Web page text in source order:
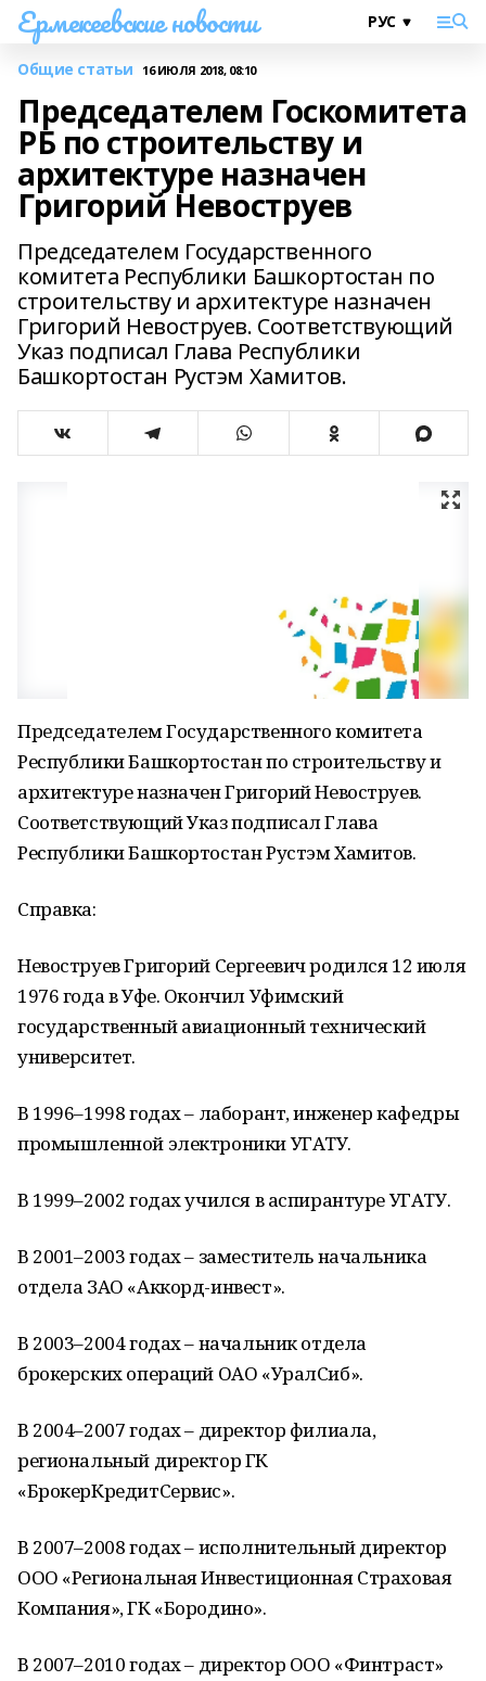
Ермекеевские новости
Общие статьи 16 ИЮЛЯ 2018, 08:10
Председателем Госкомитета
РБ по строительству и
архитектуре назначен
Григорий Невоструев
Председателем Государственного
комитета Республики Башкортостан по
строительству и архитектуре назначен
Григорий Невоструев. Соответствующий
Указ подписал Глава Республики
Башкортостан Рустэм Хамитов.
Председателем Государственного комитета
Республики Башкортостан по строительству и
архитектуре назначен Григорий Невоструев.
Соответствующий Указ подписал Глава
Республики Башкортостан Рустэм Хамитов.
Справка:
Невоструев Григорий Сергеевич родился 12 июля
1976 года в Уфе. Окончил Уфимский
государственный авиационный технический
университет.
В 1996–1998 годах – лаборант, инженер кафедры
промышленной электроники УГАТУ.
В 1999–2002 годах учился в аспирантуре УГАТУ.
В 2001–2003 годах – заместитель начальника
отдела ЗАО «Аккорд-инвест».
В 2003–2004 годах – начальник отдела
брокерских операций ОАО «УралСиб».
В 2004–2007 годах – директор филиала,
региональный директор ГК
«БрокерКредитСервис».
В 2007–2008 годах – исполнительный директор
ООО «Региональная Инвестиционная Страховая
Компания», ГК «Бородино».
В 2007–2010 годах – директор ООО «Финтраст»